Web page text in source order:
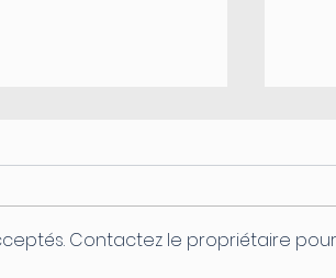
Contactez le propriétaire pour